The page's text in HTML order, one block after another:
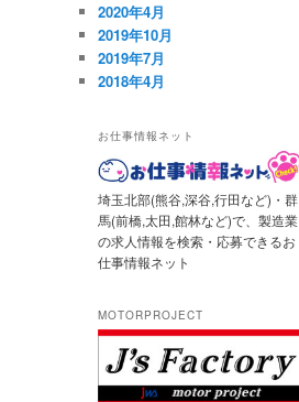
2020年4月
2019年10月
2019年7月
2018年4月
お仕事情報ネット
埼玉北部(熊谷,深谷,行田など)・群
馬(前橋,太田,館林など)で、製造業
の求人情報を検索・応募できるお
仕事情報ネット
MOTORPROJECT